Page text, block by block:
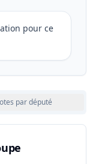
pour ce
par député